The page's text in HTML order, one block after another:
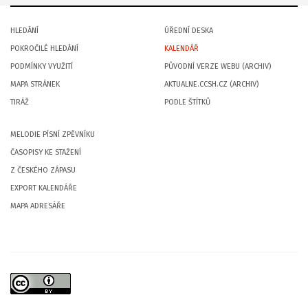
HLEDÁNÍ
POKROČILÉ HLEDÁNÍ
PODMÍNKY VYUŽITÍ
MAPA STRÁNEK
TIRÁŽ
ÚŘEDNÍ DESKA
KALENDÁŘ
PŮVODNÍ VERZE WEBU (ARCHIV)
AKTUALNE.CCSH.CZ (ARCHIV)
PODLE ŠTÍTKŮ
MELODIE PÍSNÍ ZPĚVNÍKU
ČASOPISY KE STAŽENÍ
Z ČESKÉHO ZÁPASU
EXPORT KALENDÁŘE
MAPA ADRESÁŘE